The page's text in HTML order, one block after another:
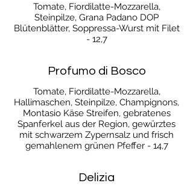
Tomate, Fiordilatte-Mozzarella,
Steinpilze, Grana Padano DOP
Blütenblätter, Soppressa-Wurst mit Filet
- 12,7
Profumo di Bosco
Tomate, Fiordilatte-Mozzarella,
Hallimaschen, Steinpilze, Champignons,
Montasio Käse Streifen, gebratenes
Spanferkel aus der Region, gewürztes
mit schwarzem Zypernsalz und frisch
gemahlenem grünen Pfeffer - 14,7
Delizia